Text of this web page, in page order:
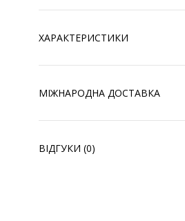
ХАРАКТЕРИСТИКИ
МІЖНАРОДНА ДОСТАВКА
ВІДГУКИ (0)